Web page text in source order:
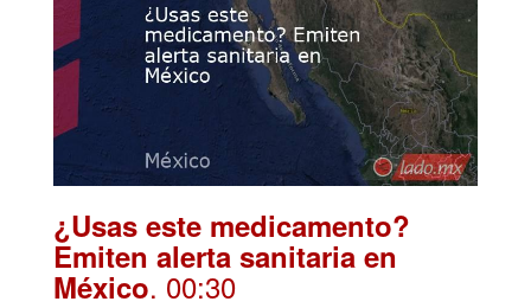
¿Usas este medicamento?
Emiten alerta sanitaria en
México. 00:30